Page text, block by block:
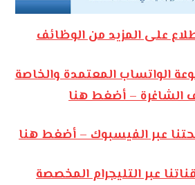
على المزيد من الوظائف
الواتساب المعتمدة والخاصة
الشاغرة – أضغط هنا
عبر الفيسبوك – أضغط هنا
عبر التليجرام المخصصة